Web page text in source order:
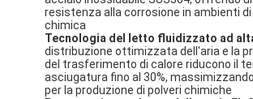
resistenza alla corrosione in ambienti
chimica
Tecnologia del letto fluidizzato ad
distribuzione ottimizzata dell'aria e la
del trasferimento di calore riducono il
asciugatura fino al 30%,
per la produzione di polveri chimiche